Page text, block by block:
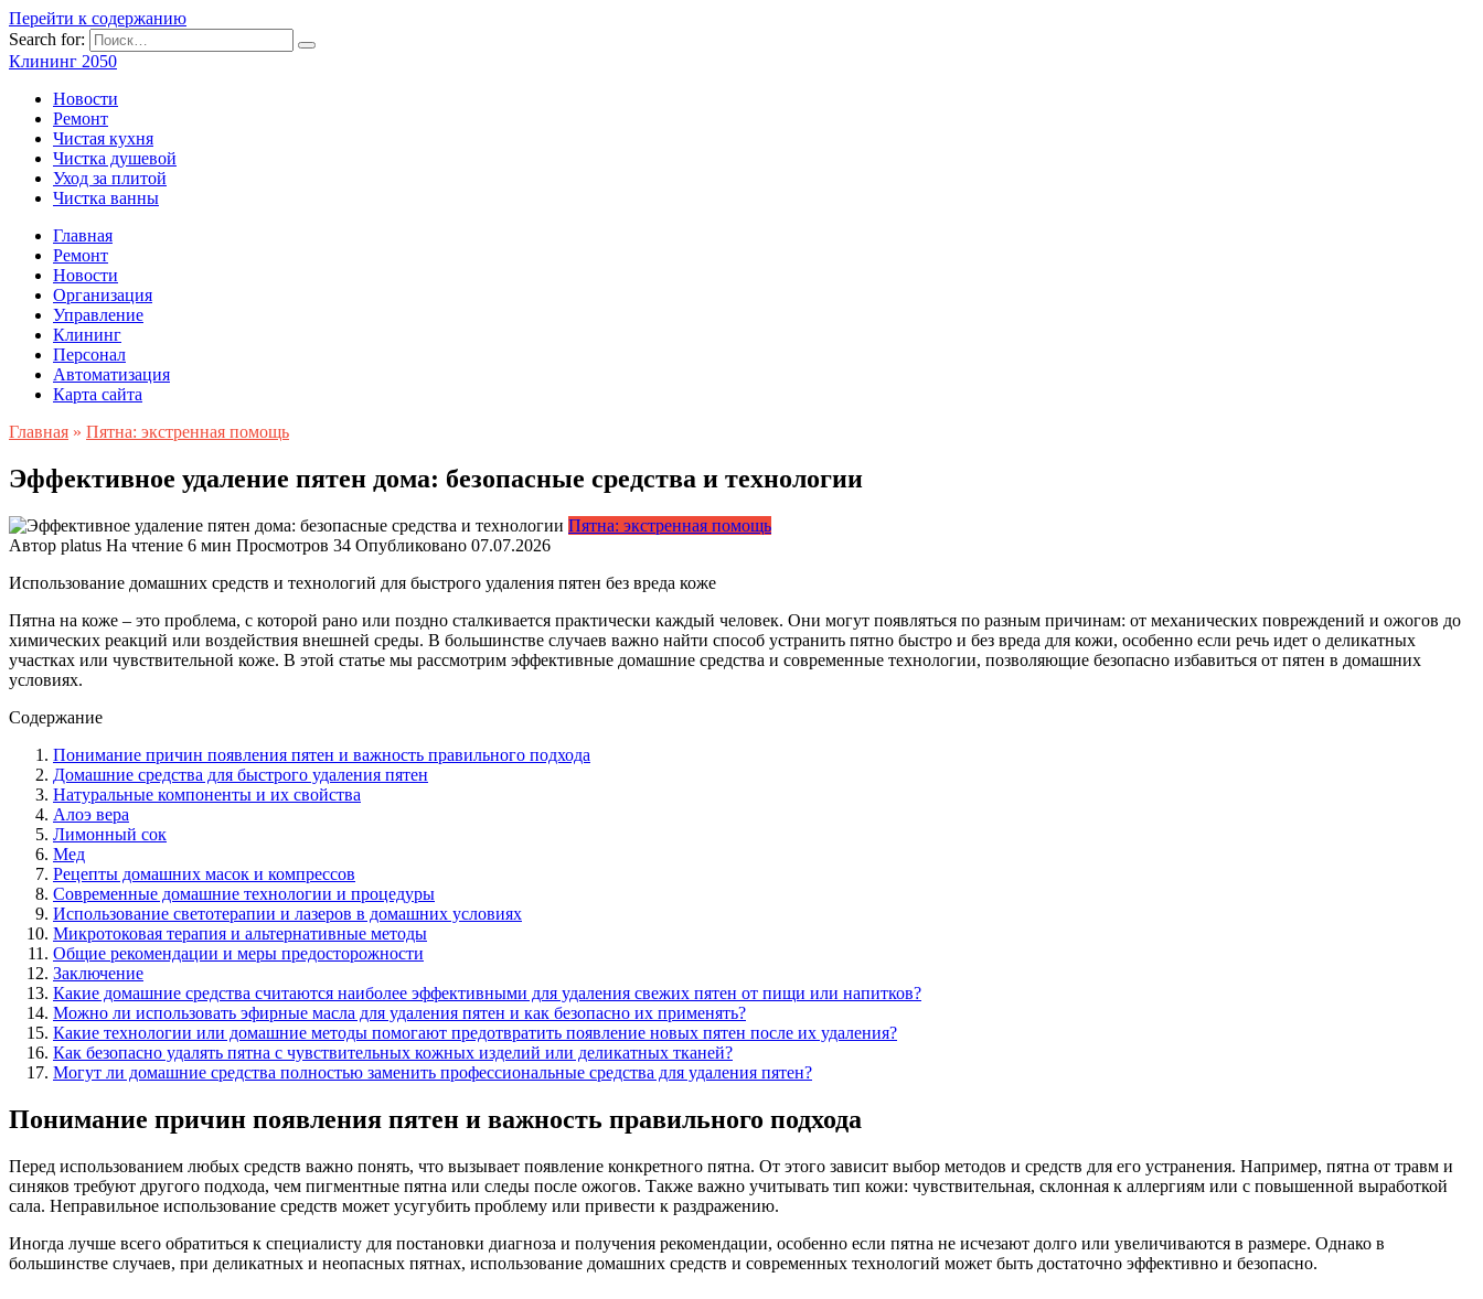
Перейти к содержанию
Search for:
Клининг 2050
Новости
Ремонт
Чистая кухня
Чистка душевой
Уход за плитой
Чистка ванны
Главная
Ремонт
Новости
Организация
Управление
Клининг
Персонал
Автоматизация
Карта сайта
Главная » Пятна: экстренная помощь
Эффективное удаление пятен дома: безопасные средства и технологии
Пятна: экстренная помощь
Автор platus На чтение 6 мин Просмотров 34 Опубликовано 07.07.2026
Использование домашних средств и технологий для быстрого удаления пятен без вреда коже
Пятна на коже – это проблема, с которой рано или поздно сталкивается практически каждый человек. Они могут появляться по разным причинам: от механических повреждений и ожогов до
химических реакций или воздействия внешней среды. В большинстве случаев важно найти способ устранить пятно быстро и без вреда для кожи, особенно если речь идет о деликатных
участках или чувствительной коже. В этой статье мы рассмотрим эффективные домашние средства и современные технологии, позволяющие безопасно избавиться от пятен в домашних
условиях.
Содержание
Понимание причин появления пятен и важность правильного подхода
Домашние средства для быстрого удаления пятен
Натуральные компоненты и их свойства
Алоэ вера
Лимонный сок
Мед
Рецепты домашних масок и компрессов
Современные домашние технологии и процедуры
Использование светотерапии и лазеров в домашних условиях
Микротоковая терапия и альтернативные методы
Общие рекомендации и меры предосторожности
Заключение
Какие домашние средства считаются наиболее эффективными для удаления свежих пятен от пищи или напитков?
Можно ли использовать эфирные масла для удаления пятен и как безопасно их применять?
Какие технологии или домашние методы помогают предотвратить появление новых пятен после их удаления?
Как безопасно удалять пятна с чувствительных кожных изделий или деликатных тканей?
Могут ли домашние средства полностью заменить профессиональные средства для удаления пятен?
Понимание причин появления пятен и важность правильного подхода
Перед использованием любых средств важно понять, что вызывает появление конкретного пятна. От этого зависит выбор методов и средств для его устранения. Например, пятна от травм и
синяков требуют другого подхода, чем пигментные пятна или следы после ожогов. Также важно учитывать тип кожи: чувствительная, склонная к аллергиям или с повышенной выработкой
сала. Неправильное использование средств может усугубить проблему или привести к раздражению.
Иногда лучше всего обратиться к специалисту для постановки диагноза и получения рекомендации, особенно если пятна не исчезают долго или увеличиваются в размере. Однако в
большинстве случаев, при деликатных и неопасных пятнах, использование домашних средств и современных технологий может быть достаточно эффективно и безопасно.